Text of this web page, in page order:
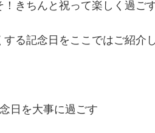
きちんと祝って楽しく過ごす
る記念日をここではご紹介し
日を大事に過ごす